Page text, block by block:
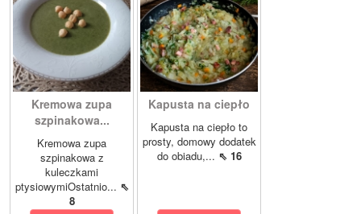
Kremowa zupa
szpinakowa...
Kremowa zupa
szpinakowa z
kuleczkami
ptysiowymiOstatnio... ⇖
8
Kapusta na ciepło
Kapusta na ciepło to
prosty, domowy dodatek
do obiadu,... ⇖ 16